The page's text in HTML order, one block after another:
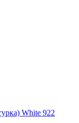
White 922